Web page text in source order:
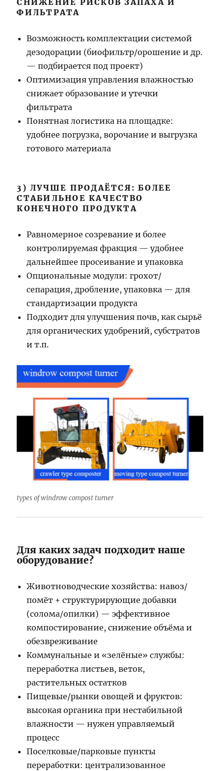
СНИЖЕНИЕ РИСКОВ ЗАПАХА И
ФИЛЬТРАТА
Возможность комплектации системой
дезодорации (биофильтр/орошение и др.
— подбирается под проект)
Оптимизация управления влажностью
снижает образование и утечки
фильтрата
Понятная логистика на площадке:
удобнее погрузка, ворочание и выгрузка
готового материала
3) ЛУЧШЕ ПРОДАЁТСЯ: БОЛЕЕ
СТАБИЛЬНОЕ КАЧЕСТВО
КОНЕЧНОГО ПРОДУКТА
Равномерное созревание и более
контролируемая фракция — удобнее
дальнейшее просеивание и упаковка
Опциональные модули: грохот/
сепарация, дробление, упаковка — для
стандартизации продукта
Подходит для улучшения почв, как сырьё
для органических удобрений, субстратов
и т.п.
types of windrow compost turner
Для каких задач подходит наше
оборудование?
Животноводческие хозяйства: навоз/
помёт + структурирующие добавки
(солома/опилки) — эффективное
компостирование, снижение объёма и
обезвреживание
Коммунальные и «зелёные» службы:
переработка листьев, веток,
растительных остатков
Пищевые/рынки овощей и фруктов:
высокая органика при нестабильной
влажности — нужен управляемый
процесс
Поселковые/парковые пункты
переработки: централизованное